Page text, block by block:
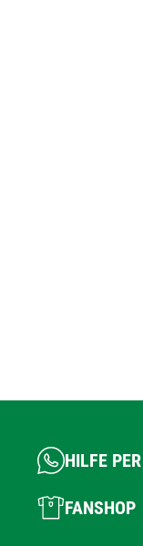
HILFE
FANSHOP